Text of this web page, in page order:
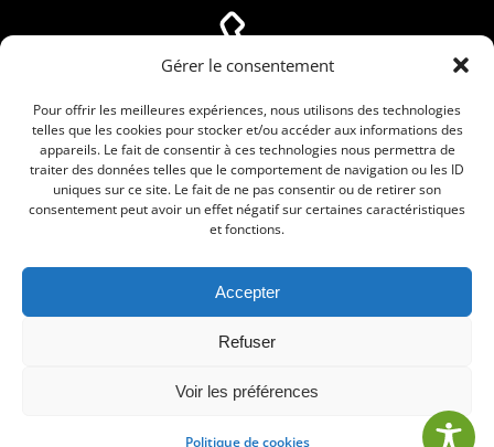
Gérer le consentement
Pour offrir les meilleures expériences, nous utilisons des technologies
telles que les cookies pour stocker et/ou accéder aux informations des
appareils. Le fait de consentir à ces technologies nous permettra de
traiter des données telles que le comportement de navigation ou les ID
uniques sur ce site. Le fait de ne pas consentir ou de retirer son
consentement peut avoir un effet négatif sur certaines caractéristiques
et fonctions.
Accepter
Refuser
Voir les préférences
Politique de cookies
04 66 88 01 05
© 2026 Commune de Le Cailar. Service proposé